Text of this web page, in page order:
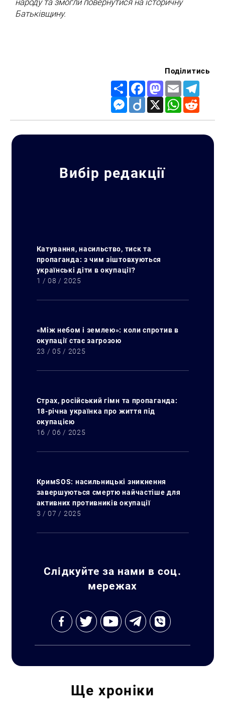
Пошук за запитом:
Батьківщину.
Поділитись
Share FacebookMastodon
Email
Messenger
Diigo X WhatsApp
Вибір редакції
Катування, насильство, тиск та
пропаганда: з чим зіштовхуються
українські діти в окупації?
1 / 08 / 2025
«Між небом і землею»: коли спротив в
окупації стає загрозою
23 / 05 / 2025
Страх, російський гімн та пропаганда:
18-річна українка про життя під
окупацією
16 / 06 / 2025
КримSOS: насильницькі зникнення
завершуються смертю найчастіше для
активних противників окупації
3 / 07 / 2025
Слідкуйте за нами в соц.
мережах
Щехроніки